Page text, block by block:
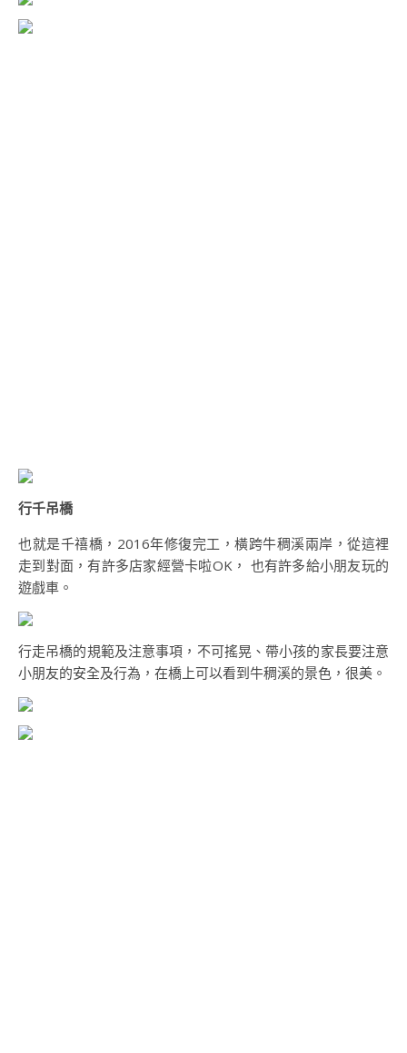
行千吊橋
也就是千禧橋，2016年修復完工，橫跨牛稠溪兩岸，從這裡
走到對面，有許多店家經營卡啦OK， 也有許多給小朋友玩的
遊戲車。
行走吊橋的規範及注意事項，不可搖晃、帶小孩的家長要注意
小朋友的安全及行為，在橋上可以看到牛稠溪的景色，很美。